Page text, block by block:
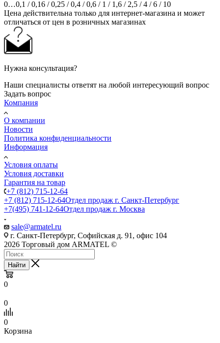
0…0,1 / 0,16 / 0,25 / 0,4 / 0,6 / 1 / 1,6 / 2,5 / 4 / 6 / 10
Цена действительна только для интернет-магазина и может
отличаться от цен в розничных магазинах
Нужна консультация?
Наши специалисты ответят на любой интересующий вопрос
Задать вопрос
Компания
О компании
Новости
Политика конфиденциальности
Информация
Условия оплаты
Условия доставки
Гарантия на товар
+7 (812) 715-12-64
+7 (812) 715-12-64Отдел продаж г. Санкт-Петербург
+7(495) 741-12-64Отдел продаж г. Москва
sale@armatel.ru
г. Санкт-Петербург, Софийская д. 91, офис 104
2026 Торговый дом ARMATEL ©
Найти
0
0
0
Корзина